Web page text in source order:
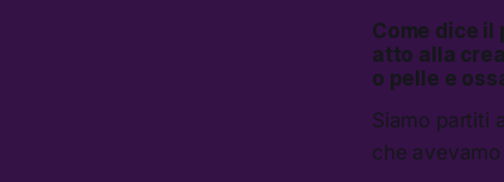
Come dice il
atto alla
o pelle e
Siamo partiti
che avevamo